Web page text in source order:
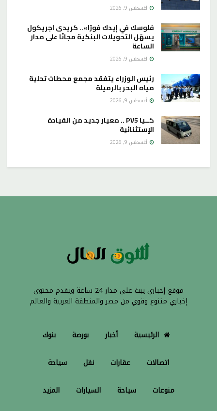
أغسطس 9, 2026
فلوسك في إيدك فورًا».. كريدى اجريكول
يسهّل التحويلات البنكية مجانًا على مدار
الساعة
أغسطس 9, 2026
رئيس الوزراء يتفقد مجمع محطات تحلية
مياه البحر بالرميلة
أغسطس 9, 2026
كــيا PV5 .. معيار جديد من القيادة
الإستثنائية
أغسطس 9, 2026
موقع إخباري يبث على مدار 24 ساعة ويقدم محتوى
إخباري متنوع وقوي من مصر والمنطقة العربية والعالم
الرئيسية أخبار بورصة بنوك
اتصالات عقارات نقل سياحة
منوعات سياحة السيارات المزيد